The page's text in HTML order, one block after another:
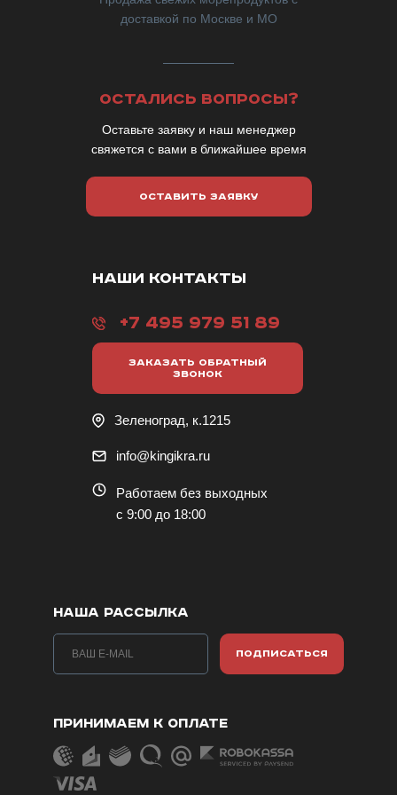
доставкой по Москве и МО
ОСТАЛИСЬ ВОПРОСЫ?
Оставьте заявку и наш менеджер
свяжется с вами в ближайшее время
ОСТАВИТЬ ЗАЯВКУ
НАШИ КОНТАКТЫ
+7 495 979 51 89
ЗАКАЗАТЬ ОБРАТНЫЙ
ЗВОНОК
Зеленоград, к.1215
info@kingikra.ru
Работаем без выходных
с 9:00 до 18:00
НАША РАССЫЛКА
ПОДПИСАТЬСЯ
ПРИНИМАЕМ К ОПЛАТЕ